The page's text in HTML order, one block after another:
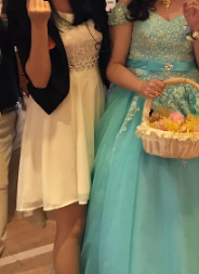
要多少時間才能知道自己遇
的選擇。17年，是一段青春
的堅持。
業利和子萱他們相遇在對愛
到彼此後有了不一樣的色彩
到有個能恣意放鬆自己的小
來襲，他們也能用盡全力緊
別人辛苦，只為交換多一點
來一起學習一起成長，慶幸
這場婚禮，放進了很多愛，
來自業利媽媽擁抱兒子的那